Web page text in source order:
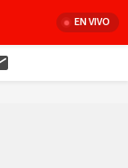
EN VIVO